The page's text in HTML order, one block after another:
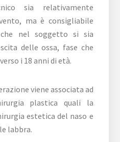
sia relativamente
ma è consigliabile
nel soggetto si sia
delle ossa, fase che
i 18 anni di età.
viene associata ad
plastica quali la
estetica del naso e
labbra.